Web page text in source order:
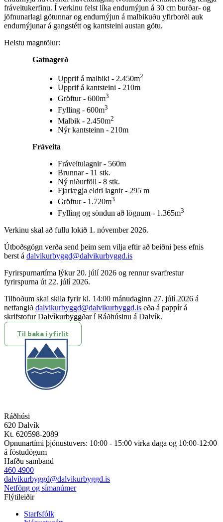
fráveitukerfinu. Í verkinu felst líka endurnýjun á 30 cm burðar- og
jöfnunarlagi götunnar og endurnýjun á malbikuðu yfirborði auk
endurnýjunar á gangstétt og kantsteini austan götu.
Helstu magntölur:
Gatnagerð
Upprif á malbiki - 2.450m2
Upprif á kantsteini - 210m
Gröftur - 600m3
Fylling - 600m3
Malbik - 2.450m2
Nýr kantsteinn - 210m
Fráveita
Fráveitulagnir - 560m
Brunnar - 11 stk.
Ný niðurföll - 8 stk.
Fjarlægja eldri lagnir - 295 m
Gröftur - 1.720m3
Fylling og söndun að lögnum - 1.365m3
Verkinu skal að fullu lokið 1. nóvember 2026.
Útboðsgögn verða send þeim sem vilja eftir að beiðni þess efnis
berst á dalvikurbyggd@dalvikurbyggd.is
Fyrirspurnartíma lýkur 20. júlí 2026 og rennur svarfrestur
fyrirspurna út 22. júlí 2026.
Tilboðum skal skila fyrir kl. 14:00 mánudaginn 27. júlí 2026 á
netfangið dalvikurbyggd@dalvikurbyggd.is eða á pappír á
skrifstofur Dalvíkurbyggðar í Ráðhúsinu á Dalvík.
Til baka í yfirlit
Ráðhúsi
620 Dalvík
Kt. 620598-2089
Opnunartími þjónustuvers: 10:00 - 15:00 virka daga og 10:00-12:00
á föstudögum
Hafðu samband
460 4900
dalvikurbyggd@dalvikurbyggd.is
Netföng og símanúmer
Flýtileiðir
Starfsfólk